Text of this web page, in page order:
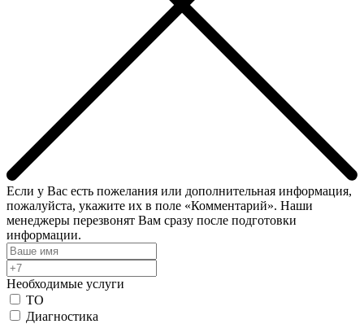
Если у Вас есть пожелания или дополнительная информация,
пожалуйста, укажите их в поле «Комментарий». Наши
менеджеры перезвонят Вам сразу после подготовки
информации.
Необходимые услуги
ТО
Диагностика